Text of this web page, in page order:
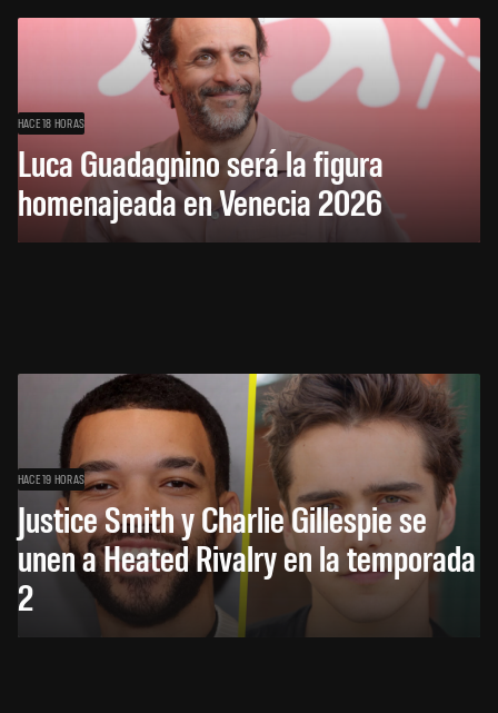
HACE 18 HORAS
Luca Guadagnino será la figura
homenajeada en Venecia 2026
HACE 19 HORAS
Justice Smith y Charlie Gillespie se
unen a Heated Rivalry en la temporada
2